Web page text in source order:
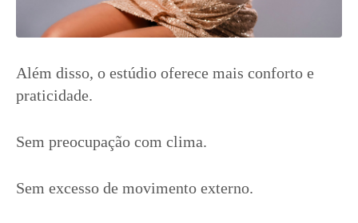
Além disso, o estúdio oferece mais conforto e
praticidade.
Sem preocupação com clima.
Sem excesso de movimento externo.